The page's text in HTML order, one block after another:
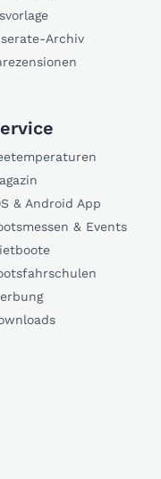
Archiv
& Android App
& Events